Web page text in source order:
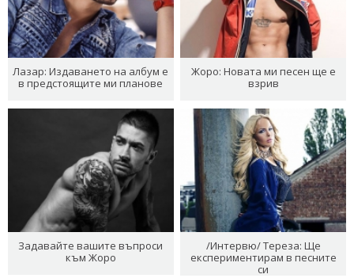
Лазар: Издаването на албум е
в предстоящите ми планове
Жоро: Новата ми песен ще е
взрив
Задавайте вашите въпроси
към Жоро
/Интервю/ Тереза: Ще
експериментирам в песните
си